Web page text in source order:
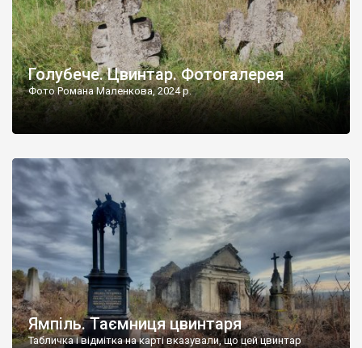
Голубече. Цвинтар. Фотогалерея
Фото Романа Маленкова, 2024 р.
Ямпіль. Таємниця цвинтаря
Табличка і відмітка на карті вказували, що цей цвинтар